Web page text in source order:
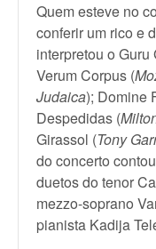
Quem esteve no
conferir um rico e
interpretou o Guru
Verum Corpus (
Judaica); Domine
Despedidas (
Girassol (Tony
do concerto
duetos do tenor
mezzo-soprano
pianista Kadija